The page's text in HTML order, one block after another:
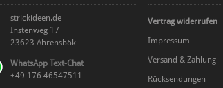
strickideen.de
Instenweg 17
23623 Ahrensbök
WhatsApp Text-Chat
+49 176 46547511
Vertrag widerrufen
Impressum
Versand & Zahlung
Rücksendungen